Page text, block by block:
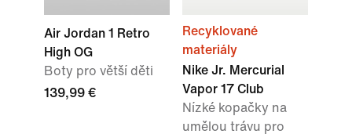
Air Jordan 1 Retro
High OG
Boty pro větší děti
139,99 €
Recyklované
materiály
Nike Jr. Mercurial
Vapor 17 Club
Nízké kopačky na
umělou trávu pro